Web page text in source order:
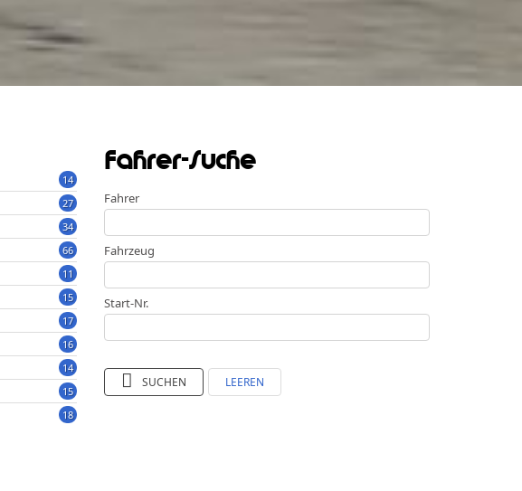
14
27
34
66
11
15
17
16
14
15
18
Fahrer-Suche
Fahrer
Fahrzeug
Start-Nr.
SUCHEN LEEREN